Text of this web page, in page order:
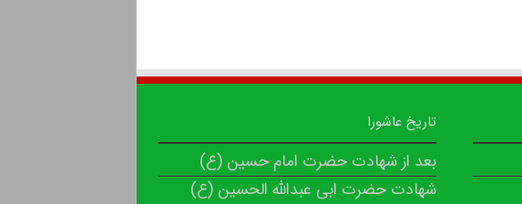
تاریخ عاشورا
بعد از شهادت حضرت امام حسین (ع)
شهادت حضرت ابی عبدالله الحسین (ع)